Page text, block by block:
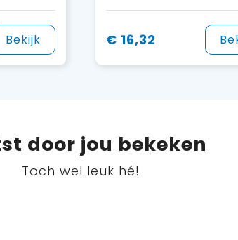
Bekijk € 16,32
door jou bekeken
Toch wel leuk hé!